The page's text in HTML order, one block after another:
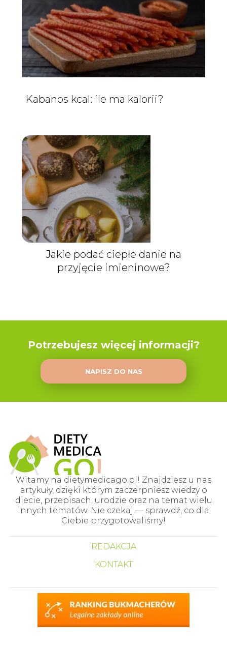
Kabanos kcal: ile ma kalorii?
Jakie podać ciepłe danie na
przyjęcie imieninowe?
Potrzebujesz więcej informacji?
NAPISZ DO NAS
Witamy na dietymedicago.pl! Znajdziesz u nas
artykuły, dzięki którym zaczerpniesz wiedzy o
diecie, przepisach, urodzie oraz na temat wielu
innych tematów. Nie czekaj — sprawdź, co dla
Ciebie przygotowaliśmy!
REDAKCJA
KONTAKT